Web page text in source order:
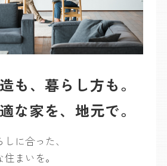
も、暮らし方も。
な家を、地元で。
に合った、
まいを。